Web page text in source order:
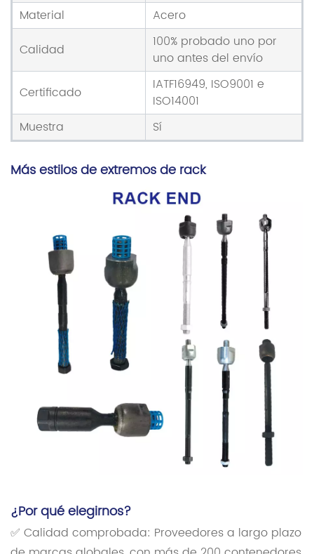
Material
Acero
Calidad
100% probado uno por
uno antes del envío
Certificado
IATF16949, ISO9001 e
ISO14001
Muestra
Sí
Más estilos de extremos de rack
¿Por qué elegirnos?
✅ Calidad comprobada: Proveedores a largo plazo